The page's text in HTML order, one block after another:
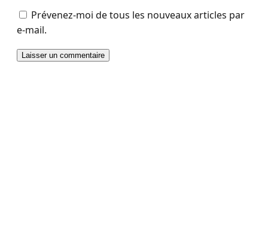
Prévenez-moi de tous les nouveaux articles par
e-mail.